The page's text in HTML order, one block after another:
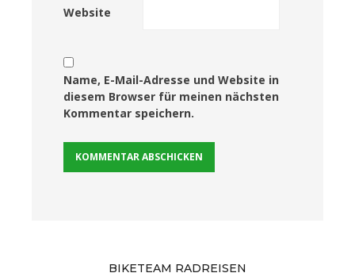
Website
Name, E-Mail-Adresse und Website in
diesem Browser für meinen nächsten
Kommentar speichern.
BIKETEAM RADREISEN